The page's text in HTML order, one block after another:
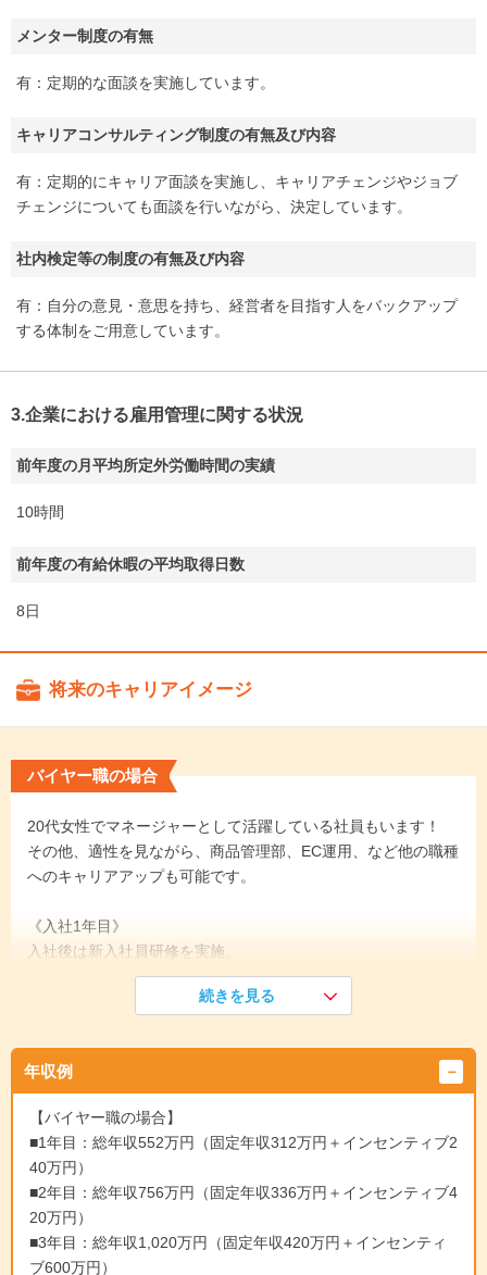
メンター制度の有無
有：定期的な面談を実施しています。
キャリアコンサルティング制度の有無及び内容
有：定期的にキャリア面談を実施し、キャリアチェンジやジョブ
チェンジについても面談を行いながら、決定しています。
社内検定等の制度の有無及び内容
有：自分の意見・意思を持ち、経営者を目指す人をバックアップ
する体制をご用意しています。
3.企業における雇用管理に関する状況
前年度の月平均所定外労働時間の実績
10時間
前年度の有給休暇の平均取得日数
8日
将来のキャリアイメージ
バイヤー職の場合
20代女性でマネージャーとして活躍している社員もいます！
その他、適性を見ながら、商品管理部、EC運用、など他の職種
へのキャリアアップも可能です。
《入社1年目》
入社後は新入社員研修を実施。
事業理解やビジネスマナーを学んだ後、OJTで実務をスタート
す。
↓
担当案件を安定して成果につなげられるようになった後は、
より難易度の高い案件や重要顧客を担当。
加えて、後輩の育成やサポートもお任せします。
自分の成果だけでなくチーム全体の成果を最大化する役割へ
続きを見る
年収例
【バイヤー職の場合】
■1年目：総年収552万円（固定年収312万円＋インセンティブ2
40万円）
■2年目：総年収756万円（固定年収336万円＋インセンティブ4
20万円）
■3年目：総年収1,020万円（固定年収420万円＋インセンティ
ブ600万円）